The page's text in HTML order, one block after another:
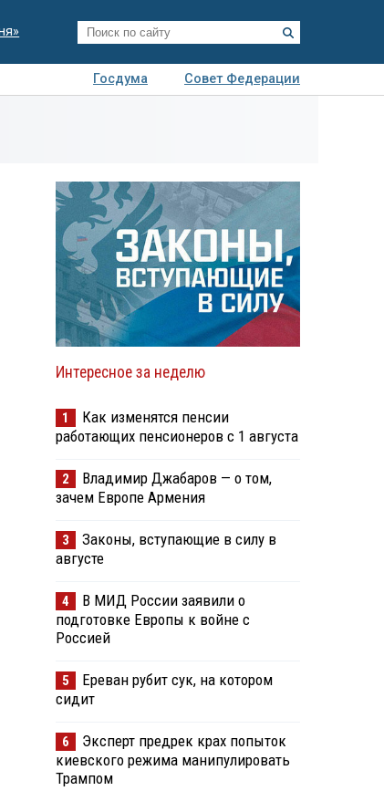
Госдума
Совет Федерации
Интересное за неделю
1
Как изменятся пенсии
работающих пенсионеров с 1 августа
2
Владимир Джабаров — о том,
зачем Европе Армения
3
Законы, вступающие в силу в
августе
4
В МИД России заявили о
подготовке Европы к войне с
Россией
5
Ереван рубит сук, на котором
сидит
6
Эксперт предрек крах попыток
киевского режима манипулировать
Трампом